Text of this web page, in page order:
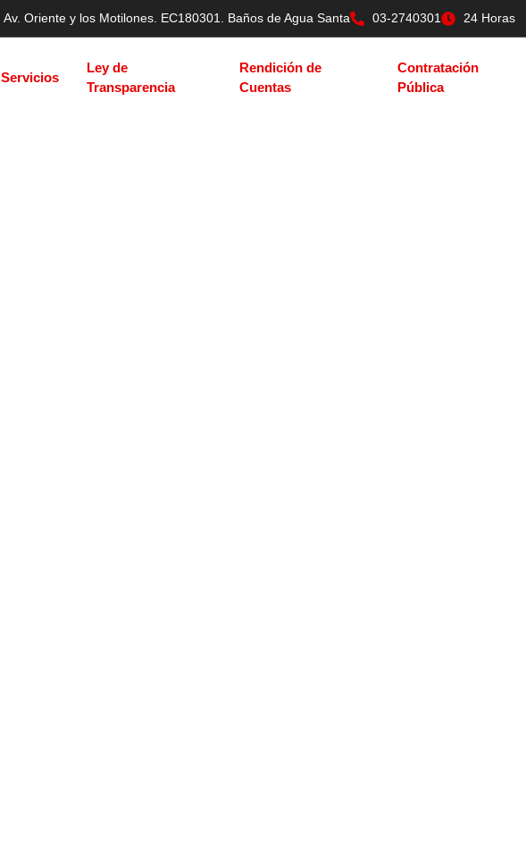
Av. Oriente y los Motilones. EC180301. Baños de Agua Santa 03-2740301 24 Horas
Servicios
Ley de
Transparencia
Rendición de
Cuentas
Contratación
Pública